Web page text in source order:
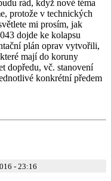
rád, když nové téma
protože v technických
mi prosím, jak
dojde ke kolapsu
plán oprav vytvořili,
mají do koruny
dopředu, vč. stanovení
konkrétní předem
- 23:16